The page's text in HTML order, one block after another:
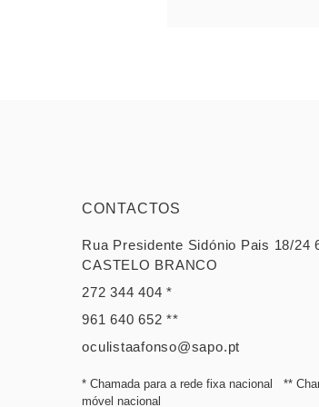
CONTACTOS
Rua Presidente Sidónio Pais 18/24
CASTELO BRANCO
272 344 404 *
961 640 652 **
oculistaafonso@sapo.pt
* Chamada para a rede fixa nacional **
móvel nacional